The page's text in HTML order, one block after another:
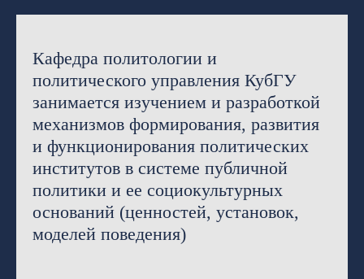
Кафедра политологии и
политического управления КубГУ
занимается изучением и разработкой
механизмов формирования, развития
и функционирования политических
институтов в системе публичной
политики и ее социокультурных
оснований (ценностей, установок,
моделей поведения)